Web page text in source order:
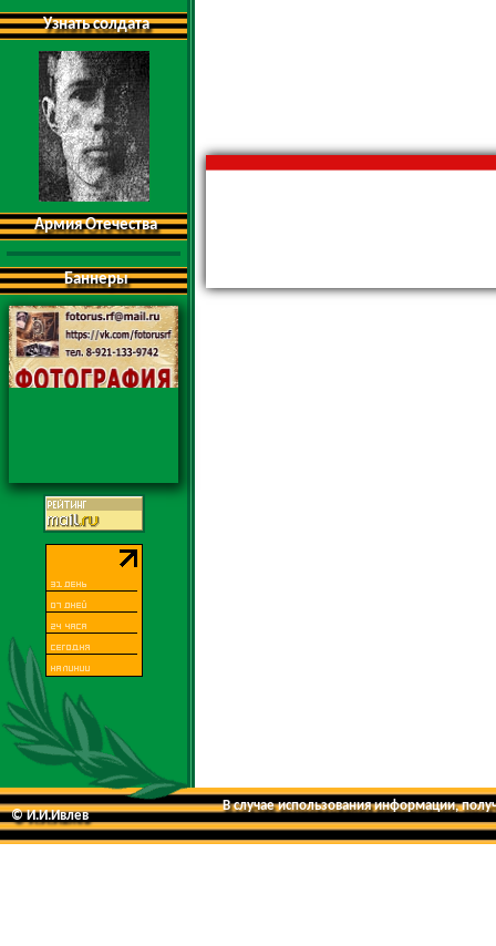
Узнать солдата
Армия Отечества
Баннеры
© И.И.Ивлев
В случае использования информации,